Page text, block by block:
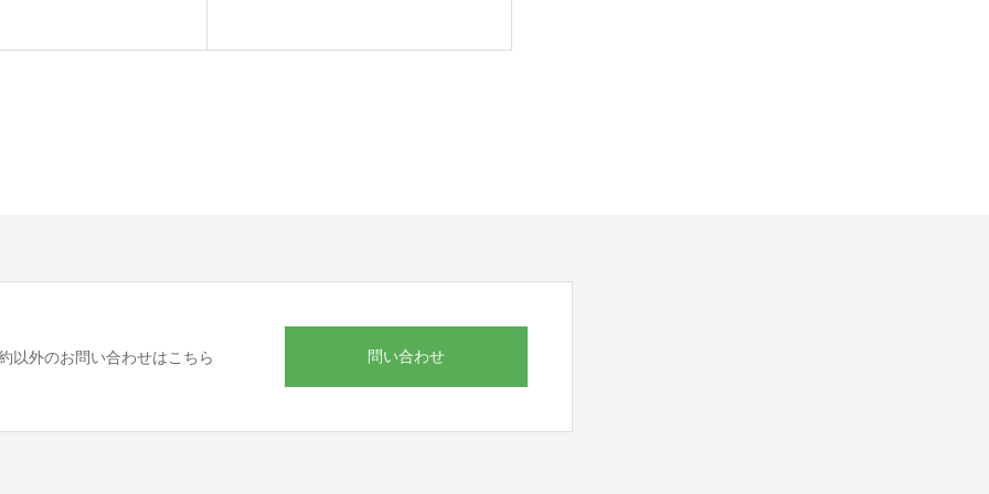
以外のお問い合わせはこちら 問い合わせ